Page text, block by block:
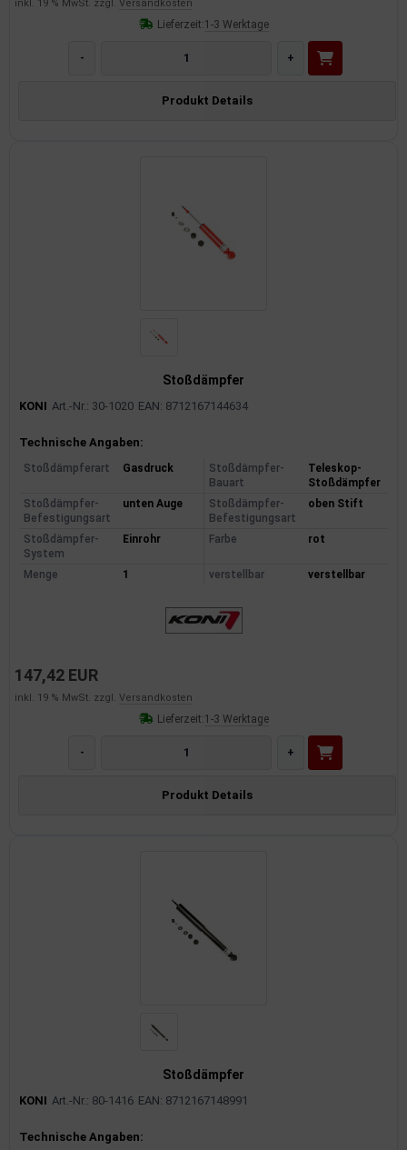
inkl. 19 % MwSt. zzgl. Versandkosten
Lieferzeit:1-3 Werktage
- +
Produkt Details
Stoßdämpfer
KONI Art.-Nr.: 30-1020 EAN: 8712167144634
Produktinformationen
Technische Angaben:
Stoßdämpferart Gasdruck
Stoßdämpfer-
Bauart
Teleskop-
Stoßdämpfer
Stoßdämpfer-
Befestigungsart
unten Auge
Stoßdämpfer-
Befestigungsart
oben Stift
Stoßdämpfer-
System
Einrohr Farbe rot
Menge 1 verstellbar verstellbar
147,42 EUR
inkl. 19 % MwSt. zzgl. Versandkosten
Lieferzeit:1-3 Werktage
- +
Produkt Details
Stoßdämpfer
KONI Art.-Nr.: 80-1416 EAN: 8712167148991
Produktinformationen
Technische Angaben: